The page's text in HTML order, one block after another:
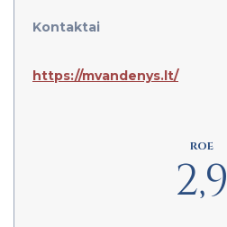
Kontaktai
https://mvandenys.lt/
ROE
2,9